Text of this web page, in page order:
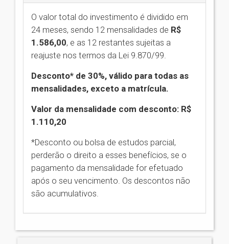
O valor total do investimento é dividido em
24 meses, sendo 12 mensalidades de R$
1.586,00, e as 12 restantes sujeitas a
reajuste nos termos da Lei 9.870/99.
Desconto* de 30%, válido para todas as
mensalidades, exceto a matrícula.
Valor da mensalidade com desconto: R$
1.110,20
*Desconto ou bolsa de estudos parcial,
perderão o direito a esses benefícios, se o
pagamento da mensalidade for efetuado
após o seu vencimento. Os descontos não
são acumulativos.